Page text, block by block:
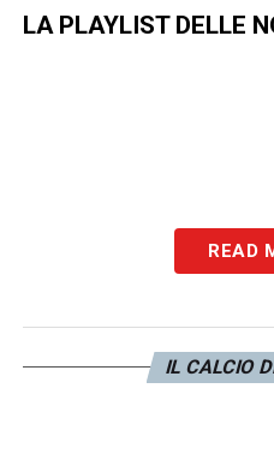
LA PLAYLIST DELLE
READ
IL CALCIO